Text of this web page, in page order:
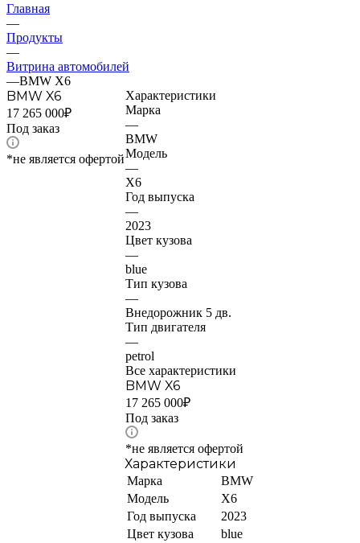
Главная
—
Продукты
—
Витрина автомобилей
—BMW X6
BMW X6
17 265 000₽
Под заказ
*не является офертой
Характеристики
Марка
—
BMW
Модель
—
X6
Год выпуска
—
2023
Цвет кузова
—
blue
Тип кузова
—
Внедорожник 5 дв.
Тип двигателя
—
petrol
Все характеристики
BMW X6
17 265 000₽
Под заказ
*не является офертой
Характеристики
Марка
BMW
Модель
X6
Год выпуска
2023
Цвет кузова
blue